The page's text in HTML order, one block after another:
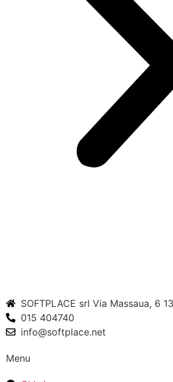
SOFTPLACE srl Via Massaua, 6
015 404740
info@softplace.net
Menu